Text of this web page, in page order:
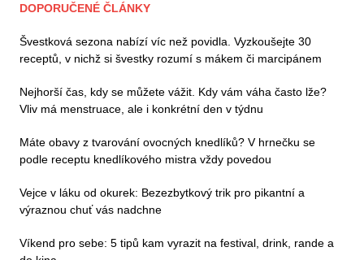
DOPORUČENÉ ČLÁNKY
Švestková sezona nabízí víc než povidla. Vyzkoušejte 30
receptů, v nichž si švestky rozumí s mákem či marcipánem
Nejhorší čas, kdy se můžete vážit. Kdy vám váha často lže?
Vliv má menstruace, ale i konkrétní den v týdnu
Máte obavy z tvarování ovocných knedlíků? V hrnečku se
podle receptu knedlíkového mistra vždy povedou
Vejce v láku od okurek: Bezezbytkový trik pro pikantní a
výraznou chuť vás nadchne
Víkend pro sebe: 5 tipů kam vyrazit na festival, drink, rande a